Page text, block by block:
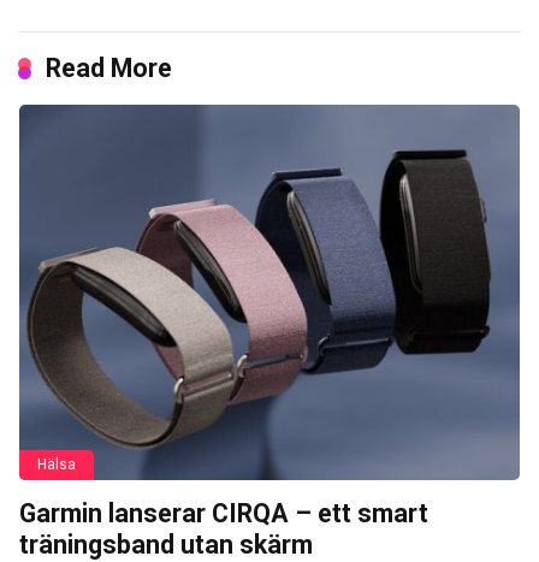
Read More
Hälsa
Garmin lanserar CIRQA – ett smart
träningsband utan skärm